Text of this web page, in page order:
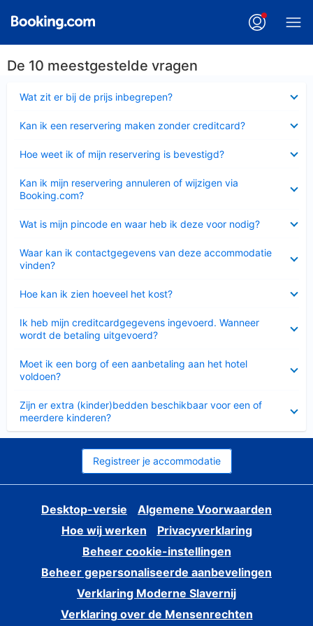
De 10 meestgestelde vragen
Wat zit er bij de prijs inbegrepen?
Kan ik een reservering maken zonder creditcard?
Hoe weet ik of mijn reservering is bevestigd?
Kan ik mijn reservering annuleren of wijzigen via
Booking.com?
Wat is mijn pincode en waar heb ik deze voor nodig?
Waar kan ik contactgegevens van deze accommodatie
vinden?
Hoe kan ik zien hoeveel het kost?
Ik heb mijn creditcardgegevens ingevoerd. Wanneer
wordt de betaling uitgevoerd?
Moet ik een borg of een aanbetaling aan het hotel
voldoen?
Zijn er extra (kinder)bedden beschikbaar voor een of
meerdere kinderen?
Registreer je accommodatie
Desktop-versie
Algemene Voorwaarden
Hoe wij werken
Privacyverklaring
Beheer cookie-instellingen
Beheer gepersonaliseerde aanbevelingen
Verklaring Moderne Slavernij
Verklaring over de Mensenrechten